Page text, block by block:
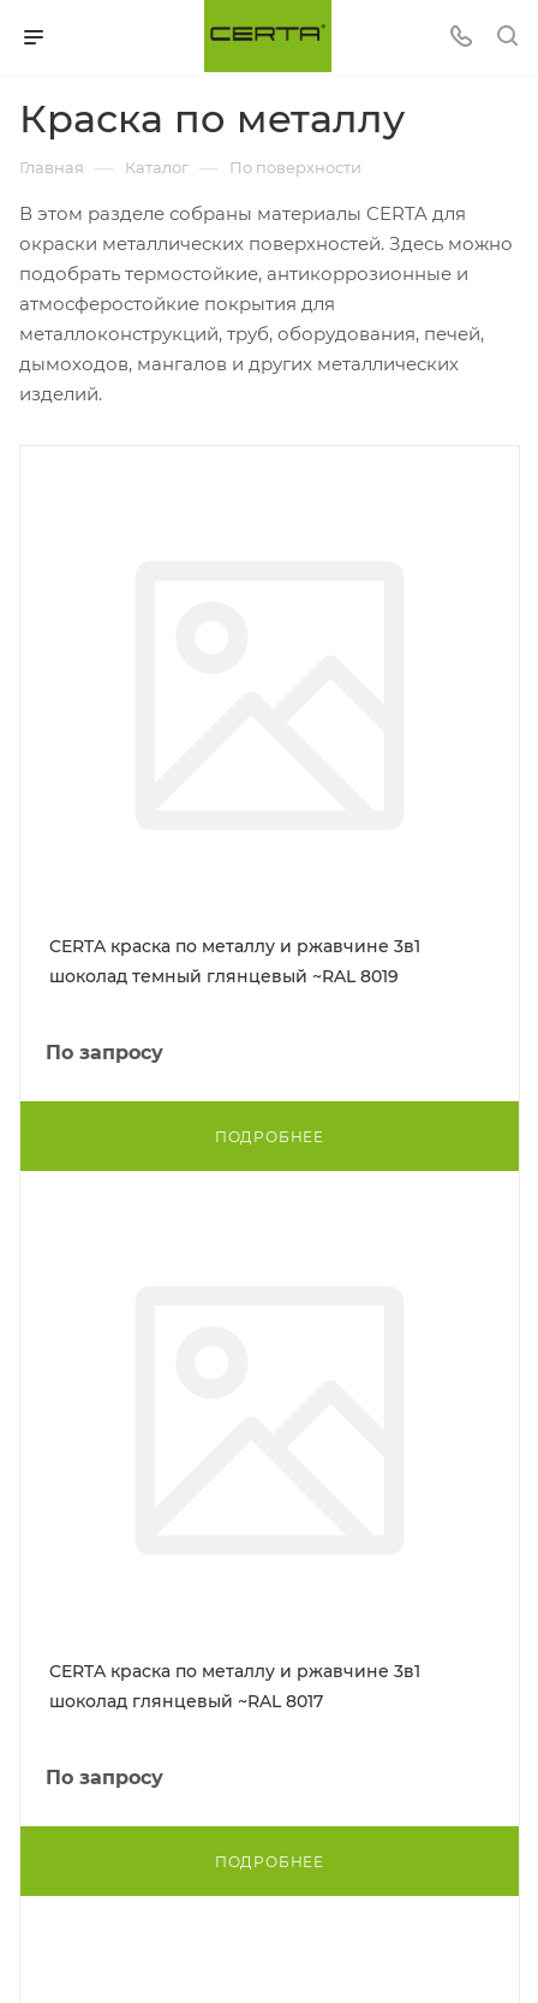
Краска по металлу
Главная — Каталог — По поверхности
В этом разделе собраны материалы CERTA для
окраски металлических поверхностей. Здесь можно
подобрать термостойкие, антикоррозионные и
атмосферостойкие покрытия для
металлоконструкций, труб, оборудования, печей,
дымоходов, мангалов и других металлических
изделий.
CERTA краска по металлу и ржавчине 3в1
шоколад темный глянцевый ~RAL 8019
По запросу
ПОДРОБНЕЕ
CERTA краска по металлу и ржавчине 3в1
шоколад глянцевый ~RAL 8017
По запросу
ПОДРОБНЕЕ